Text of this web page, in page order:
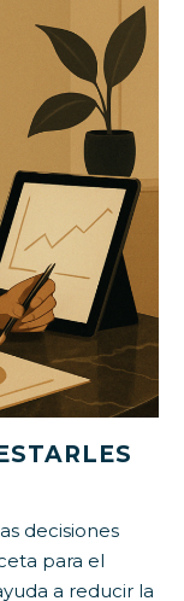
decisiones
para el
a reducir la